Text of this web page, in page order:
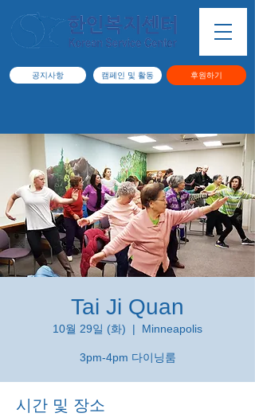
공지사항 캠페인 및 활동 후원하기
Tai Ji Quan
10월 29일 (화)
  |
Minneapolis
3pm-4pm 다이닝룸
시간 및 장소